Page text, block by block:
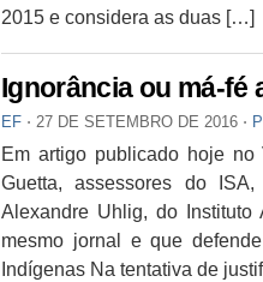
2015 e considera as duas […]
Ignorância ou má-fé
EF ⋅ 27 DE SETEMBRO DE 2016 ⋅
Em artigo publicado hoje
Guetta, assessores do
Alexandre Uhlig, do
mesmo jornal e que
Indígenas Na tentativa de